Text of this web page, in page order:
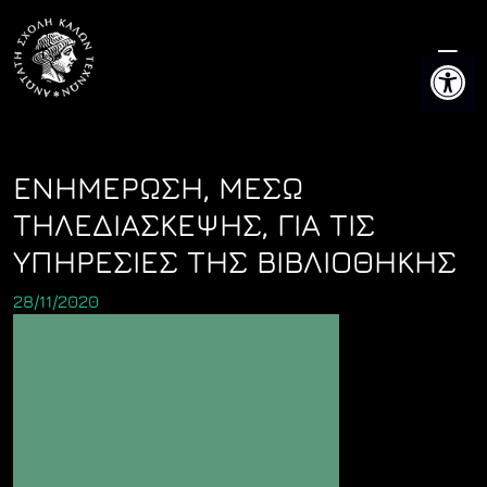
content
ΕΝΗΜΕΡΩΣΗ, ΜΕΣΩ
ΤΗΛΕΔΙΑΣΚΕΨΗΣ, ΓΙΑ ΤΙΣ
ΥΠΗΡΕΣΙΕΣ ΤΗΣ ΒΙΒΛΙΟΘΗΚΗΣ
28/11/2020